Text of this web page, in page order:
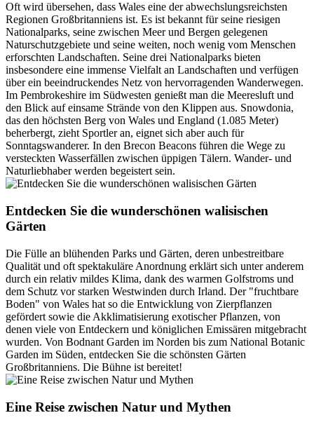
Oft wird übersehen, dass Wales eine der abwechslungsreichsten
Regionen Großbritanniens ist. Es ist bekannt für seine riesigen
Nationalparks, seine zwischen Meer und Bergen gelegenen
Naturschutzgebiete und seine weiten, noch wenig vom Menschen
erforschten Landschaften. Seine drei Nationalparks bieten
insbesondere eine immense Vielfalt an Landschaften und verfügen
über ein beeindruckendes Netz von hervorragenden Wanderwegen.
Im Pembrokeshire im Südwesten genießt man die Meeresluft und
den Blick auf einsame Strände von den Klippen aus. Snowdonia,
das den höchsten Berg von Wales und England (1.085 Meter)
beherbergt, zieht Sportler an, eignet sich aber auch für
Sonntagswanderer. In den Brecon Beacons führen die Wege zu
versteckten Wasserfällen zwischen üppigen Tälern. Wander- und
Naturliebhaber werden begeistert sein.
Entdecken Sie die wunderschönen walisischen
Gärten
Die Fülle an blühenden Parks und Gärten, deren unbestreitbare
Qualität und oft spektakuläre Anordnung erklärt sich unter anderem
durch ein relativ mildes Klima, dank des warmen Golfstroms und
dem Schutz vor starken Westwinden durch Irland. Der "fruchtbare
Boden" von Wales hat so die Entwicklung von Zierpflanzen
gefördert sowie die Akklimatisierung exotischer Pflanzen, von
denen viele von Entdeckern und königlichen Emissären mitgebracht
wurden. Von Bodnant Garden im Norden bis zum National Botanic
Garden im Süden, entdecken Sie die schönsten Gärten
Großbritanniens. Die Bühne ist bereitet!
Eine Reise zwischen Natur und Mythen